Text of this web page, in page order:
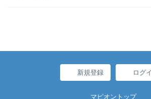
新規登録 ログ
マピオントップ